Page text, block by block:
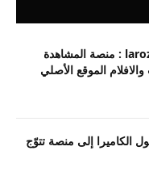
رابط موقع لاروزا laroza : منصة المشاهدة
الموقع الأصلي
الكاميرا إلى منصة تتوّج